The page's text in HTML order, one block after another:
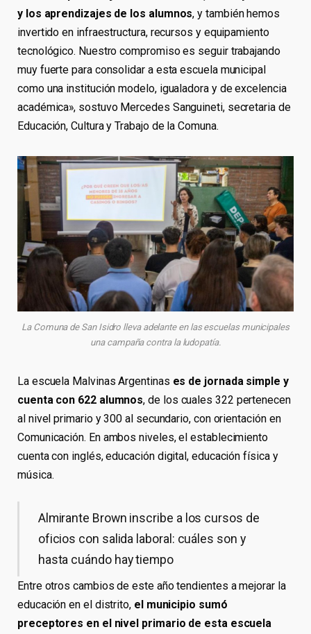
y los aprendizajes de los alumnos, y también hemos
invertido en infraestructura, recursos y equipamiento
tecnológico. Nuestro compromiso es seguir trabajando
muy fuerte para consolidar a esta escuela municipal
como una institución modelo, igualadora y de excelencia
académica», sostuvo Mercedes Sanguineti, secretaria de
Educación, Cultura y Trabajo de la Comuna.
La Comuna de San Isidro lleva adelante en las escuelas municipales
una campaña contra la ludopatía.
La escuela Malvinas Argentinas es de jornada simple y
cuenta con 622 alumnos, de los cuales 322 pertenecen
al nivel primario y 300 al secundario, con orientación en
Comunicación. En ambos niveles, el establecimiento
cuenta con inglés, educación digital, educación física y
música.
Almirante Brown inscribe a los cursos de
oficios con salida laboral: cuáles son y
hasta cuándo hay tiempo
Entre otros cambios de este año tendientes a mejorar la
educación en el distrito, el municipio sumó
preceptores en el nivel primario de esta escuela